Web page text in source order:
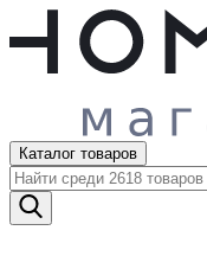
Каталог товаров